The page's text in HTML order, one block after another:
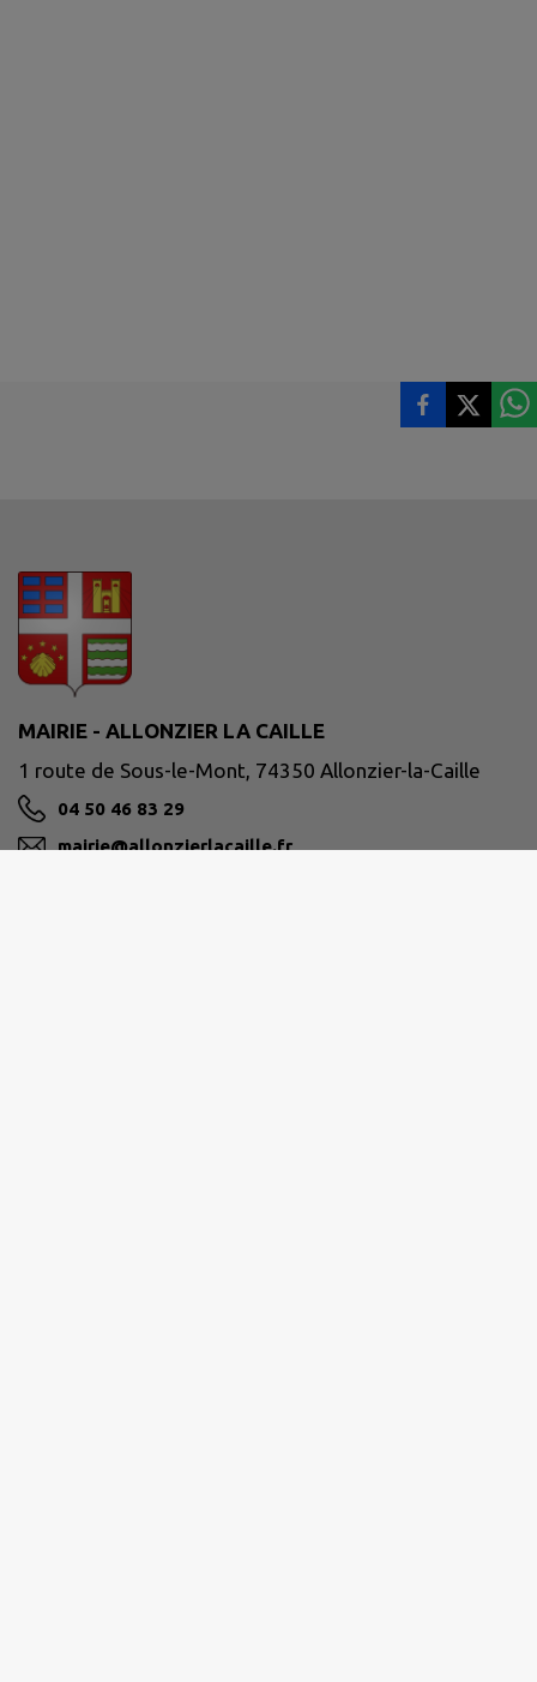
MAIRIE - ALLONZIER LA CAILLE
1 route de Sous-le-Mont, 74350 Allonzier-la-Caille
04 50 46 83 29
mairie@allonzierlacaille.fr